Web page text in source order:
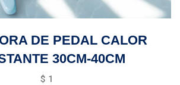
DE PEDAL CALOR
30CM-40CM
$ 1